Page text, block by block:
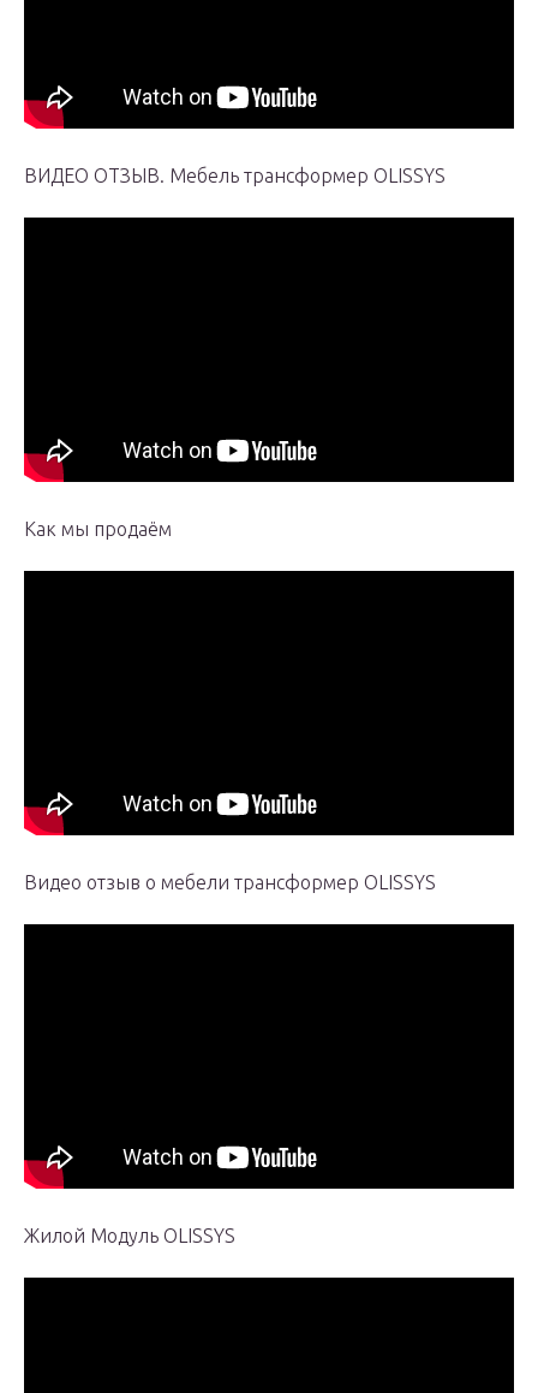
ВИДЕО ОТЗЫВ. Мебель трансформер OLISSYS
Как мы продаём
Видео отзыв о мебели трансформер OLISSYS
Жилой Модуль OLISSYS